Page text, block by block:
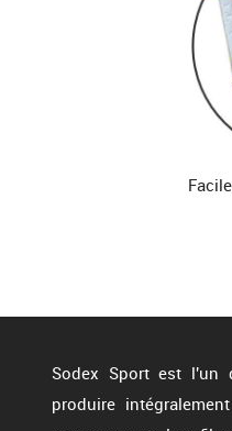
Poids
Fixation
Sodex Sport est l'un
produire